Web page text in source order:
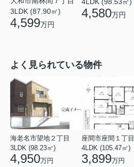
3LDK (87.90㎡)
4,599万円
4,580万円
よく見られている物件
海老名市望地２丁目
3LDK (98.23㎡)
4,950万円
座間市座間１丁目
4LDK (105.47㎡)
3,899万円